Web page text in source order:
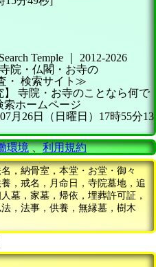
Temple
2012-2026
寺院・仏閣・お寺の
・ 検索サイト≫
寺院・お寺のことなら何で
索ホームページ
月26日（日曜日）17時55分13
環境、利用規約
，納骨室，本堂・お堂・御々
，戒名，月命日，寺院墓地，追
墓，家墓，帰依，埋葬許可証，
，法事，供養，無縁墓，樹木